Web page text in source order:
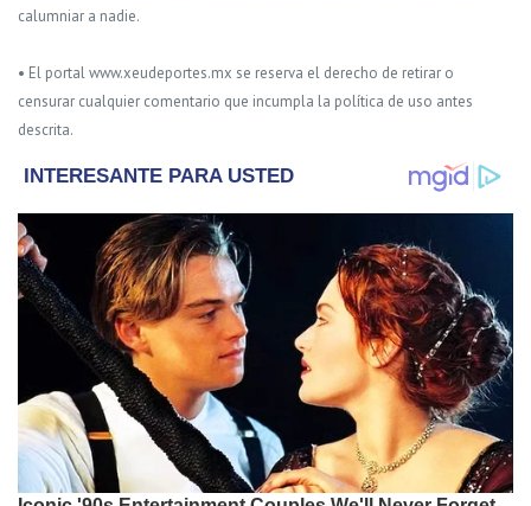
calumniar a nadie.
• El portal www.xeudeportes.mx se reserva el derecho de retirar o
censurar cualquier comentario que incumpla la política de uso antes
descrita.